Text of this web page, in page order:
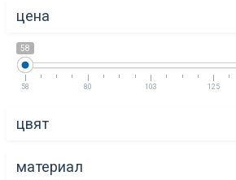
цена
58
58 80 103 125
цвят
материал